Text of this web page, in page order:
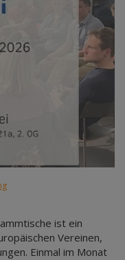
ist ein
Vereinen,
Einmal im Monat